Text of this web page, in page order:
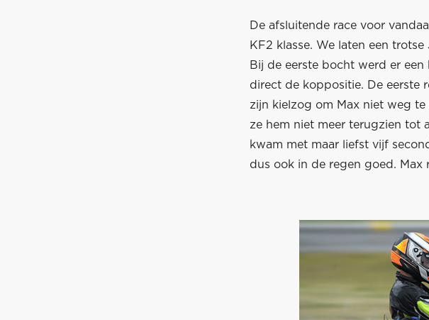
De afsluitende race voor
KF2 klasse. We laten een
Bij de eerste bocht werd er
direct de koppositie. De eerste
zijn kielzog om Max niet weg
ze hem niet meer terugzien tot
kwam met maar liefst vijf
dus ook in de regen goed. Max